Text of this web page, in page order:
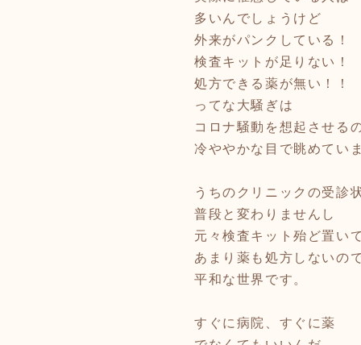
多いんでしょうけど
外来がパンクしている！
検査キットが足りない！
処方できる薬が無い！！
ってな大騒ぎは
コロナ騒動を想起させる
冷ややかな目で眺めてい
うちのクリニックの受診
普段と変わりませんし
元々検査キット殆ど置い
あまり薬も処方しないの
平和な世界です。
すぐに病院、すぐに薬